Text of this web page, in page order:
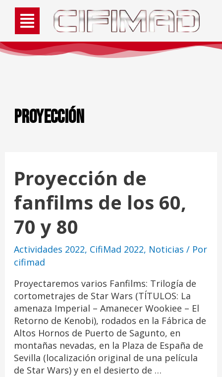
Proyección
Proyección de
fanfilms de los 60,
70 y 80
Actividades 2022, CifiMad 2022, Noticias / Por
cifimad
Proyectaremos varios Fanfilms: Trilogía de
cortometrajes de Star Wars (TÍTULOS: La
amenaza Imperial – Amanecer Wookiee – El
Retorno de Kenobi), rodados en la Fábrica de
Altos Hornos de Puerto de Sagunto, en
montañas nevadas, en la Plaza de España de
Sevilla (localización original de una película
de Star Wars) y en el desierto de …